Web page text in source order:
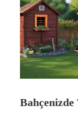
Bahçenizde